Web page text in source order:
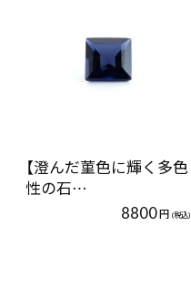
【澄んだ菫色に輝く多色
性の石…
8800円 (税込)